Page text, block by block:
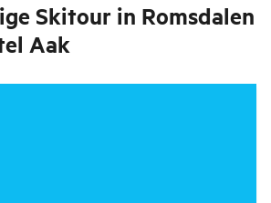
Skitour in Romsdalen
Aak